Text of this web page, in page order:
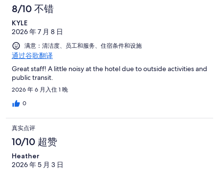
8/10 不错
KYLE
2026 年 7 月 8 日
满意：清洁度、员工和服务、住宿条件和设施
通过谷歌翻译
Great staff! A little noisy at the hotel due to outside activities and
public transit.
2026 年 6 月入住 1 晚
0
真实点评
10/10 超赞
Heather
2026 年 5 月 3 日